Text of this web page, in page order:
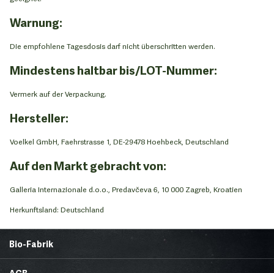
Warnung:
Die empfohlene Tagesdosis darf nicht überschritten werden.
Mindestens haltbar bis/LOT-Nummer:
Vermerk auf der Verpackung.
Hersteller:
Voelkel GmbH, Faehrstrasse 1, DE-29478 Hoehbeck, Deutschland
Auf den Markt gebracht von:
Galleria Internazionale d.o.o., Predavčeva 6, 10 000 Zagreb, Kroatien
Herkunftsland: Deutschland
Bio-Fabrik